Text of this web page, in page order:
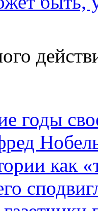
годы
как